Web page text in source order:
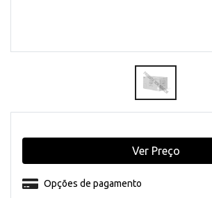
Opções de pagamento
Ver Preço